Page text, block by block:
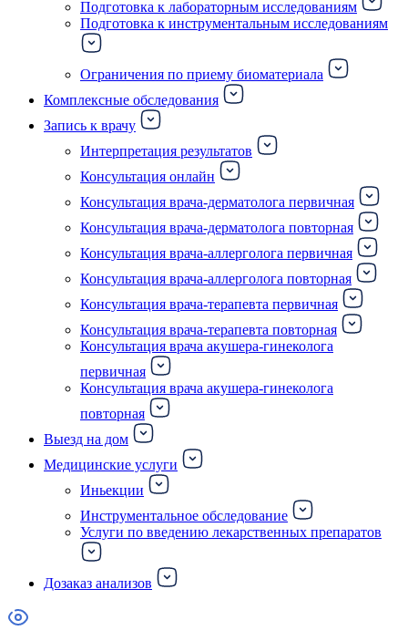
Подготовка к лабораторным исследованиям
Подготовка к инструментальным исследованиям
Ограничения по приему биоматериала
Комплексные обследования
Запись к врачу
Интерпретация результатов
Консультация онлайн
Консультация врача-дерматолога первичная
Консультация врача-дерматолога повторная
Консультация врача-аллерголога первичная
Консультация врача-аллерголога повторная
Консультация врача-терапевта первичная
Консультация врача-терапевта повторная
Консультация врача акушера-гинеколога
первичная
Консультация врача акушера-гинеколога
повторная
Выезд на дом
Медицинские услуги
Иньекции
Инструментальное обследование
Услуги по введению лекарственных препаратов
Дозаказ анализов